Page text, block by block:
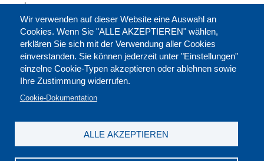
Wir verwenden auf dieser Website eine Auswahl an
Cookies. Wenn Sie "ALLE AKZEPTIEREN" wählen,
erklären Sie sich mit der Verwendung aller Cookies
einverstanden. Sie können jederzeit unter "Einstellungen"
einzelne Cookie-Typen akzeptieren oder ablehnen sowie
Ihre Zustimmung widerrufen.
Cookie-Dokumentation
ALLE AKZEPTIEREN
merken: